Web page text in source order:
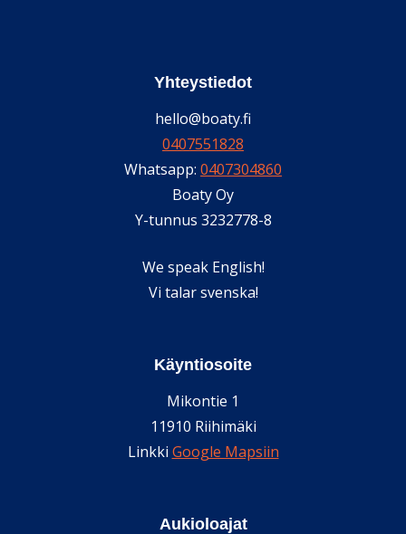
Yhteystiedot
hello@boaty.fi
0407551828
Whatsapp: 0407304860
Boaty Oy
Y-tunnus 3232778-8
We speak English!
Vi talar svenska!
Käyntiosoite
Mikontie 1
11910 Riihimäki
Linkki Google Mapsiin
Aukioloajat